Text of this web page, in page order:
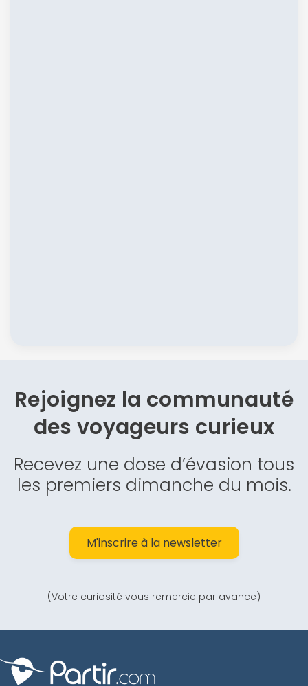
Rejoignez la communauté
desvoyageurs curieux
Recevez une dose d’évasion tous
les premiers dimanche du mois.
M'inscrire à la newsletter
(Votre curiosité vous remercie par avance)